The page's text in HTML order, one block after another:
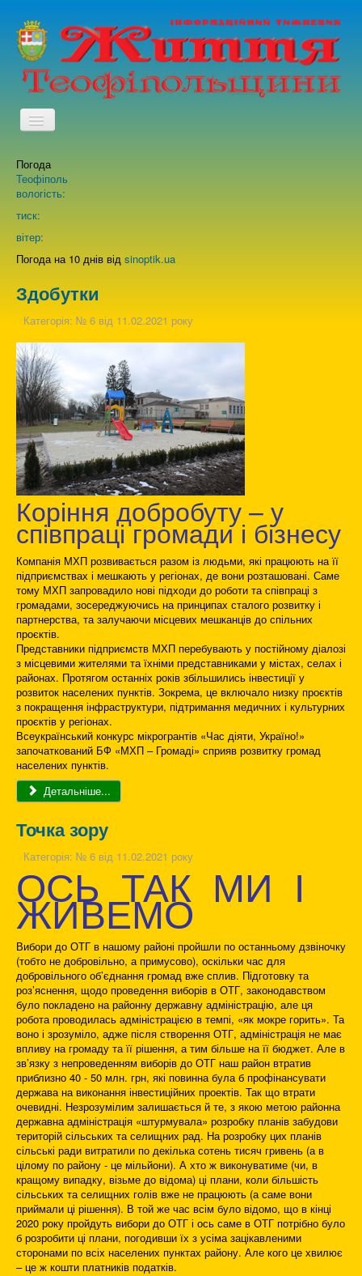
TPL_PROTOSTAR_TOGGLE_MENU
Про нас
Погода
Теофіполь
вологість:
тиск:
вітер:
Погода на 10 днів від sinoptik.ua
Здобутки
Категорія: № 6 від 11.02.2021 року
Коріння добробуту – у
співпраці громади і бізнесу
Компанія МХП розвивається разом із людьми, які працюють на її
підприємствах і мешкають у регіонах, де вони розташовані. Саме
тому МХП запровадило нові підходи до роботи та співпраці з
громадами, зосереджуючись на принципах сталого розвитку і
партнерства, та залучаючи місцевих мешканців до спільних
проєктів.
Представники підприємств МХП перебувають у постійному діалозі
з місцевими жителями та їхніми представниками у містах, селах і
районах. Протягом останніх років збільшились інвестиції у
розвиток населених пунктів. Зокрема, це включало низку проєктів
з покращення інфраструктури, підтримання медичних і культурних
проєктів у регіонах.
Всеукраїнський конкурс мікрогрантів «Час діяти, Україно!»
започаткований БФ «МХП – Громаді» сприяв розвитку громад
населених пунктів.
Детальніше...
Точка зору
Категорія: № 6 від 11.02.2021 року
ОСЬ ТАК МИ І
ЖИВЕМО
Вибори до ОТГ в нашому районі пройшли по останньому дзвіночку
(тобто не добровільно, а примусово), оскільки час для
добровільного об’єднання громад вже сплив. Підготовку та
роз’яснення, щодо проведення виборів в ОТГ, законодавством
було покладено на районну державну адміністрацію, але ця
робота проводилась адміністрацією в темпі, «як мокре горить». Та
воно і зрозуміло, адже після створення ОТГ, адміністрація не має
впливу на громаду та її рішення, а тим більше на її бюджет. Але в
зв’язку з непроведенням виборів до ОТГ наш район втратив
приблизно 40 - 50 млн. грн, які повинна була б профінансувати
держава на виконання інвестиційних проектів. Так що втрати
очевидні. Незрозумілим залишається й те, з якою метою районна
державна адміністрація «штурмувала» розробку планів забудови
територій сільських та селищних рад. На розробку цих планів
сільські ради витратили по декілька сотень тисяч гривень (а в
цілому по району - це мільйони). А хто ж виконуватиме (чи, в
кращому випадку, візьме до відома) ці плани, коли більшість
сільських та селищних голів вже не працюють (а саме вони
приймали ці рішення). В той же час всім було відомо, що в кінці
2020 року пройдуть вибори до ОТГ і ось саме в ОТГ потрібно було
б розробити ці плани, погодивши їх з усіма зацікавленими
сторонами по всіх населених пунктах району. Але кого це хвилює
– це ж кошти платників податків.